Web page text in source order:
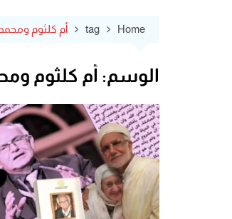
Home
tag أم كلثوم
الوسم: أم كلثوم